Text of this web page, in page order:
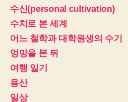
수신(personal cultivation)
수치로 본 세계
어느 철학과 대학원생의 수기
엉망을 본 뒤
여행 일기
용산
일상